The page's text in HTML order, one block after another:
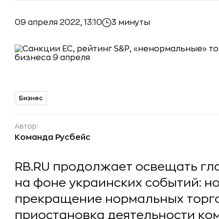
09 апреля 2022, 13:10 3 минуты
Бизнес
Автор:
Команда Русбейс
RB.RU продолжает освещать
на фоне украинских событий:
прекращение нормальных
приостановка деятельности